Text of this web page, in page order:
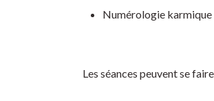
Numérologie karmique
Les séances peuvent se